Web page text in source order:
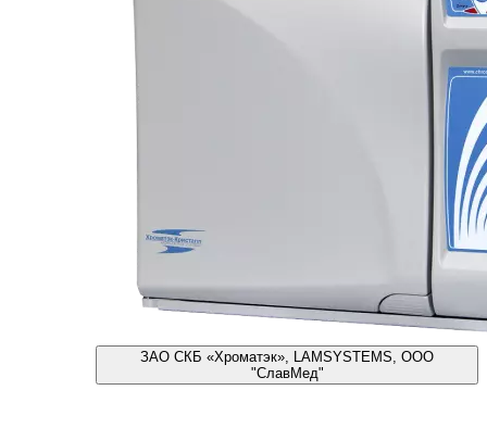
ЗАО СКБ «Хроматэк», LAMSYSTEMS, ООО
"СлавМед"